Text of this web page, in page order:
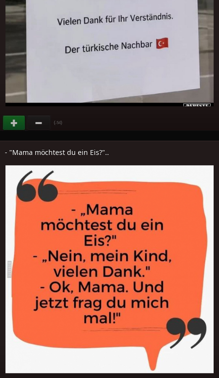
(-54)
- "Mama möchtest du ein Eis?"..